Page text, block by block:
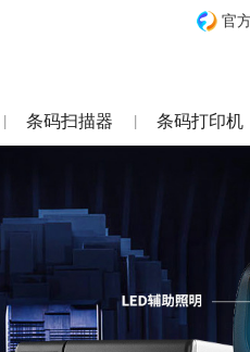
官
条码扫描器 条码打印机